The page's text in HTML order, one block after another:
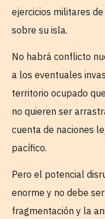
ejercicios militares
sobre su isla.
No habrá conflicto
a los eventuales
territorio ocupado
no quieren ser
cuenta de naciones
pacífico.
Pero el potencial
enorme y no debe
fragmentación y la